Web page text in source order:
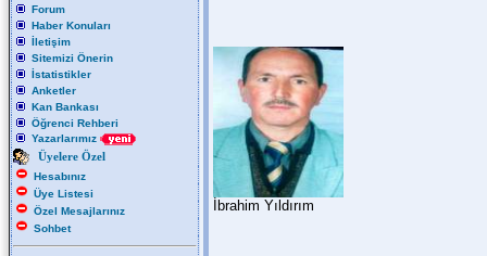
Forum
Haber Konuları
İletişim
Sitemizi Önerin
İstatistikler
Anketler
Kan Bankası
Öğrenci Rehberi
Yazarlarımız
Üyelere Özel
Hesabınız
Üye Listesi
Özel Mesajlarınız
Sohbet
İbrahim Yıldırım